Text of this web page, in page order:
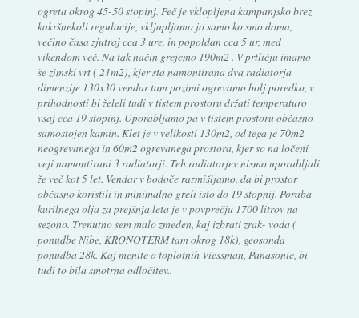
ogreta okrog 45-50 stopinj. Peč je vklopljena kampanjsko brez
kakršnekoli regulacije, vkljapljamo jo samo ko smo doma,
večino časa zjutraj cca 3 ure, in popoldan cca 5 ur, med
vikendom več. Na tak način grejemo 190m2 . V prtličju imamo
še zimski vrt ( 21m2), kjer sta namontirana dva radiatorja
dimenzije 130x30 vendar tam pozimi ogrevamo bolj poredko, v
prihodnosti bi želeli tudi v tistem prostoru držati temperaturo
vsaj cca 19 stopinj. Uporabljamo pa v tistem prostoru občasno
samostojen kamin. Klet je v velikosti 130m2, od tega je 70m2
neogrevanega in 60m2 ogrevanega prostora, kjer so na ločeni
veji namontirani 3 radiatorji. Teh radiatorjev nismo uporabljali
že več kot 5 let. Vendar v bodoče razmišljamo, da bi prostor
občasno koristili in minimalno greli isto do 19 stopnij. Poraba
kurilnega olja za prejšnja leta je v povprečju 1700 litrov na
sezono. Trenutno sem malo zmeden, kaj izbrati zrak- voda (
ponudbe Nibe, KRONOTERM tam okrog 18k), geosonda
ponudba 28k. Kaj menite o toplotnih Viessman, Panasonic, bi
tudi to bila smotrna odločitev..